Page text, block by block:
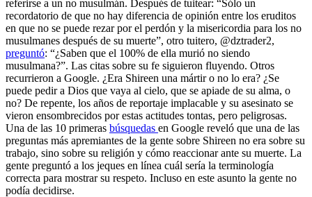
referirse a un no musulmán. Después de tuitear: “Sólo un
recordatorio de que no hay diferencia de opinión entre los eruditos
en que no se puede rezar por el perdón y la misericordia para los no
musulmanes después de su muerte”, otro tuitero, @dztrader2,
preguntó: “¿Saben que el 100% de ella murió no siendo
musulmana?”. Las citas sobre su fe siguieron fluyendo. Otros
recurrieron a Google. ¿Era Shireen una mártir o no lo era? ¿Se
puede pedir a Dios que vaya al cielo, que se apiade de su alma, o
no? De repente, los años de reportaje implacable y su asesinato se
vieron ensombrecidos por estas actitudes tontas, pero peligrosas.
Una de las 10 primeras búsquedas en Google reveló que una de las
preguntas más apremiantes de la gente sobre Shireen no era sobre su
trabajo, sino sobre su religión y cómo reaccionar ante su muerte. La
gente preguntó a los jeques en línea cuál sería la terminología
correcta para mostrar su respeto. Incluso en este asunto la gente no
podía decidirse.